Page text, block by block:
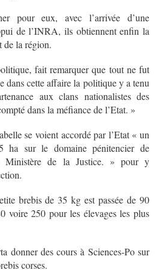
pour eux, avec l’arrivée d’une
de l’INRA, ils obtiennent enfin la
de la région.
fait remarquer que tout ne fut
dans cette affaire la politique y a tenu
aux clans nationalistes des
dans la méfiance de l’Etat. »
se voient accordé par l’Etat « un
ha sur le domaine pénitencier de
Ministère de la Justice. » pour y
brebis de 35 kg est passée de 90
250 pour les élevages les plus
donner des cours à Sciences-Po sur
corses.